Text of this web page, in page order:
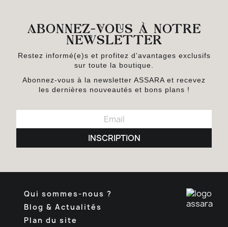
ABONNEZ-VOUS À NOTRE
NEWSLETTER
Restez informé(e)s et profitez d’avantages exclusifs
sur toute la boutique.
Abonnez-vous à la newsletter ASSARA et recevez
les dernières nouveautés et bons plans !
INSCRIPTION
Qui sommes-nous ?
Blog & Actualités
Plan du site